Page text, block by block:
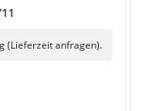
(Lieferzeit anfragen).